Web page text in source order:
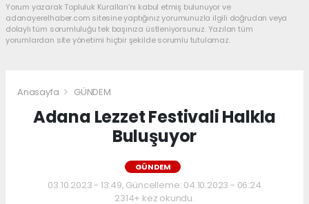
Yorum yazarak Topluluk Kuralları’nı kabul etmiş bulunuyor ve
adanayerelhaber.com sitesine yaptığınız yorumunuzla ilgili doğrudan veya
dolaylı tüm sorumluluğu tek başınıza üstleniyorsunuz. Yazılan tüm
yorumlardan site yönetimi hiçbir şekilde sorumlu tutulamaz.
Anasayfa GÜNDEM
Adana Lezzet Festivali Halkla
Buluşuyor
GÜNDEM
03.10.2023 - 13:49, Güncelleme: 04.10.2023 - 06:24
2314+ kez okundu.